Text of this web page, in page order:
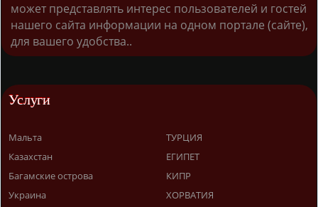
может представлять интерес пользователей и гостей
нашего сайта информации на одном портале (сайте),
для вашего удобства..
Услуги
Мальта
Казахстан
Багамские острова
Украина
ТУРЦИЯ
ЕГИПЕТ
КИПР
ХОРВАТИЯ